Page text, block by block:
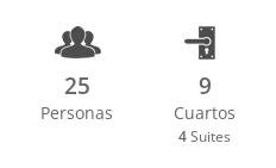
25
Personas
9
Cuartos
4 Suites